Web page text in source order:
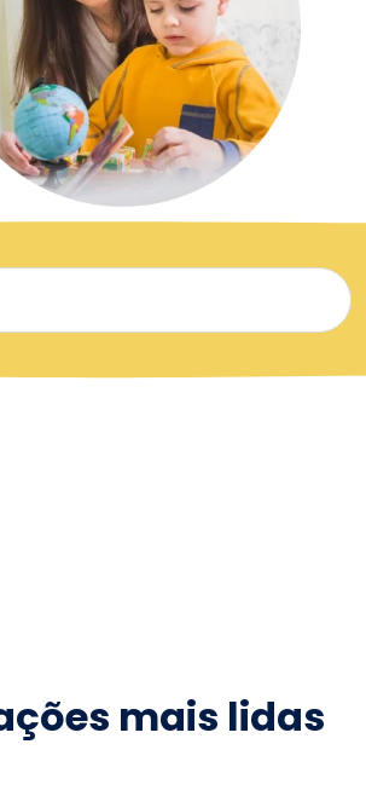
mais lidas